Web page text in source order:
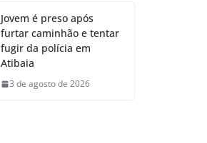
Jovem é preso após
furtar caminhão e tentar
fugir da polícia em
Atibaia
3 de agosto de 2026